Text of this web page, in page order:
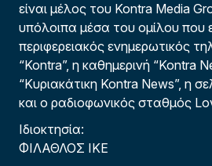
είναι μέλος του Kontra Media
υπόλοιπα μέσα του ομίλου που
περιφερειακός ενημερωτικός
“Kontra”, η καθημερινή “Kontra
“Κυριακάτικη Kontra News”, η
και ο ραδιοφωνικός σταθμός
Ιδιοκτησία:
ΦΙΛΑΘΛΟΣ ΙΚΕ